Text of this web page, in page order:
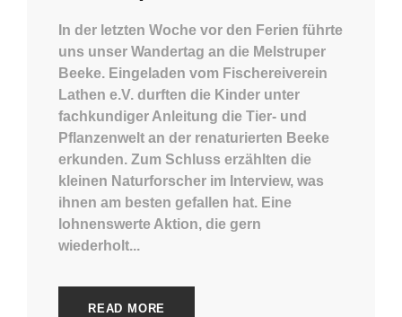
In der letzten Woche vor den Ferien führte
uns unser Wandertag an die Melstruper
Beeke. Eingeladen vom Fischereiverein
Lathen e.V. durften die Kinder unter
fachkundiger Anleitung die Tier- und
Pflanzenwelt an der renaturierten Beeke
erkunden. Zum Schluss erzählten die
kleinen Naturforscher im Interview, was
ihnen am besten gefallen hat. Eine
lohnenswerte Aktion, die gern
wiederholt...
READ MORE